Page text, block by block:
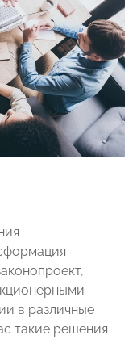
в различные
такие решения